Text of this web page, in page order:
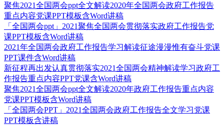
聚焦2021全国两会ppt全文解读2020年全国两会政府工作报告
重点内容党课PPT模板含Word讲稿
「全国两会ppt」2021聚焦全国两会贯彻落实政府工作报告党
课PPT模板含Word讲稿
2021年全国两会政府工作报告学习解读征途漫漫惟有奋斗党课
PPT课件含Word讲稿
新征程再出发认真贯彻落实2021全国两会精神解读学习政府工
作报告重点内容PPT党课含Word讲稿
聚焦2021全国两会ppt全文解读2020年政府工作报告重点内容
党课PPT模板含Word讲稿
「全国两会PPT」2021全国两会政府工作报告全文学习党课
PPT模板含讲稿